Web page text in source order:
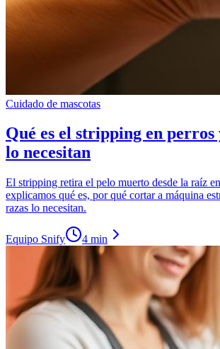
Cuidado de mascotas
Qué es el stripping en perros
lo necesitan
El stripping retira el pelo muerto desde la raíz
explicamos qué es, por qué cortar a máquina
razas lo necesitan.
Equipo Snify 4 min